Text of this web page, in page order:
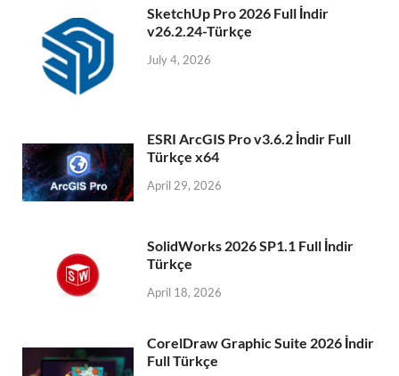
SketchUp Pro 2026 Full İndir
v26.2.24-Türkçe
July 4, 2026
ESRI ArcGIS Pro v3.6.2 İndir Full
Türkçe x64
April 29, 2026
SolidWorks 2026 SP1.1 Full İndir
Türkçe
April 18, 2026
CorelDraw Graphic Suite 2026 İndir
Full Türkçe